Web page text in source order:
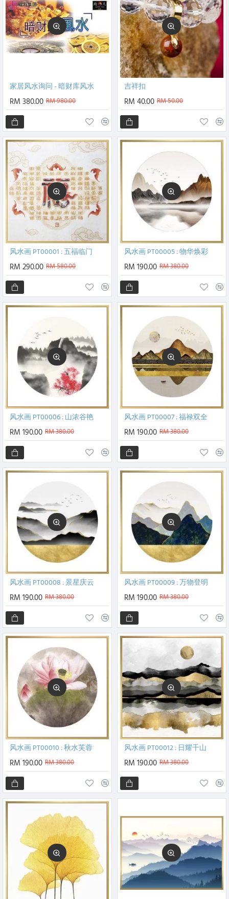
家居风水询问 - 暗财库风水
RM 380.00 RM 980.00
吉祥扣
RM 40.00 RM 50.00
风水画 PT00001 : 五福临门
RM 290.00 RM 580.00
风水画 PT00005 : 物华焕彩
RM 190.00 RM 380.00
风水画 PT00006 : 山浓谷艳
RM 190.00 RM 380.00
风水画 PT00007 : 福禄双全
RM 190.00 RM 380.00
风水画 PT00008 : 景星庆云
RM 190.00 RM 380.00
风水画 PT00009 : 万物登明
RM 190.00 RM 380.00
风水画 PT00010 : 秋水芙蓉
RM 190.00 RM 380.00
风水画 PT00012 : 日耀千山
RM 190.00 RM 380.00